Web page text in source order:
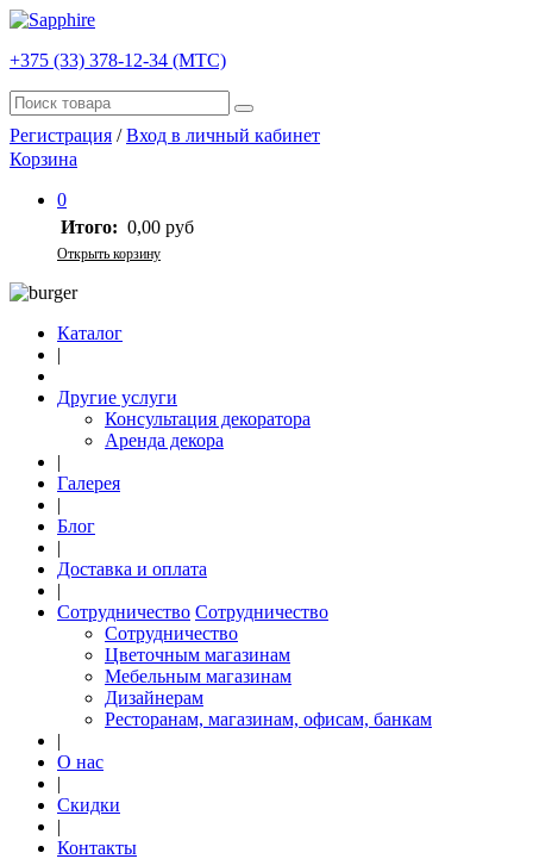
+375 (33) 378-12-34 (МТС)
Регистрация /Вход в личный кабинет
Корзина
0
Итого: 0,00 руб
Открыть корзину
Каталог
|
Другие услуги
Консультация декоратора
Аренда декора
|
Галерея
|
Блог
|
Доставка и оплата
|
Сотрудничество Сотрудничество
Сотрудничество
Цветочным магазинам
Мебельным магазинам
Дизайнерам
Ресторанам, магазинам, офисам, банкам
|
О нас
|
Скидки
|
Контакты